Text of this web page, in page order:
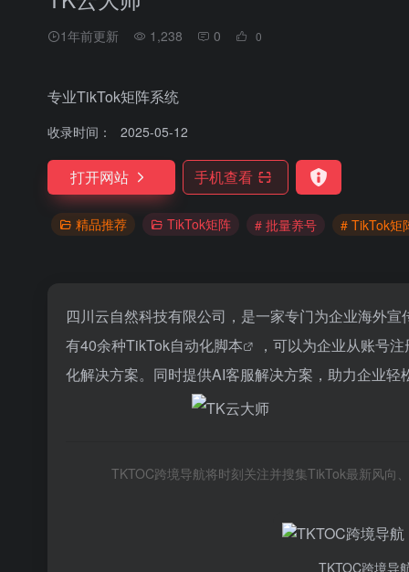
1年前更新 1,238 0 0
专业TikTok矩阵系统
收录时间： 2025-05-12
打开网站 手机查看
精品推荐 TikTok矩阵 # 批量养号 # TikTok矩
四川云自然科技有限公司，是一家专门为企业海外
有40余种TikTok自动化脚本
，可以为企业从账号
化解决方案。同时提供AI客服解决方案，助力企业
TKTOC跨境导航将时刻关注并搜集TikTok最新风向
TKTOC跨境导